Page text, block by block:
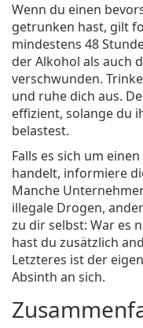
Wenn du einen
getrunken hast, gilt
mindestens 48
der Alkohol als auch
verschwunden.
und ruhe dich aus.
effizient, solange du
belastest.
Falls es sich um
handelt, informiere
Manche
illegale Drogen,
zu dir selbst: War es
hast du zusätzlich
Letzteres ist der
Absinth an sich.